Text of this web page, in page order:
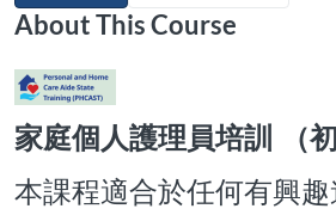
About This Course
家庭個人護理員培訓
（
本課程適合於任何有興